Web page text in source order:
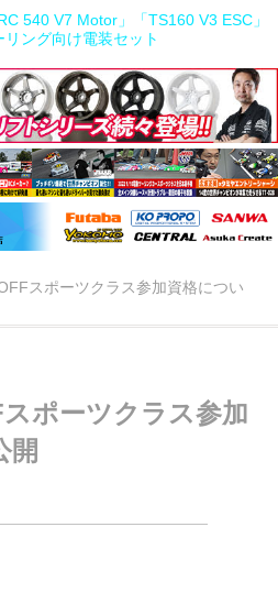
540 V7 Motor」「TS160 V3 ESC」
ング向け電装セット
スポーツクラス参加資格につい
ポーツクラス参加
開